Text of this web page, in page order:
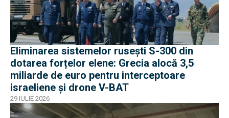
Eliminarea sistemelor rusești S-300 din
dotarea forțelor elene: Grecia alocă 3,5
miliarde de euro pentru interceptoare
israeliene și drone V-BAT
29 IULIE 2026